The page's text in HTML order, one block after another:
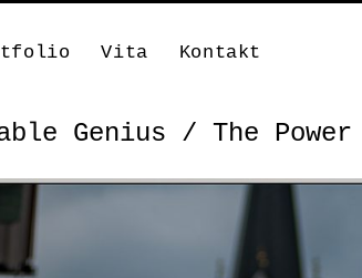
Vita Kontakt
Genius / The Power